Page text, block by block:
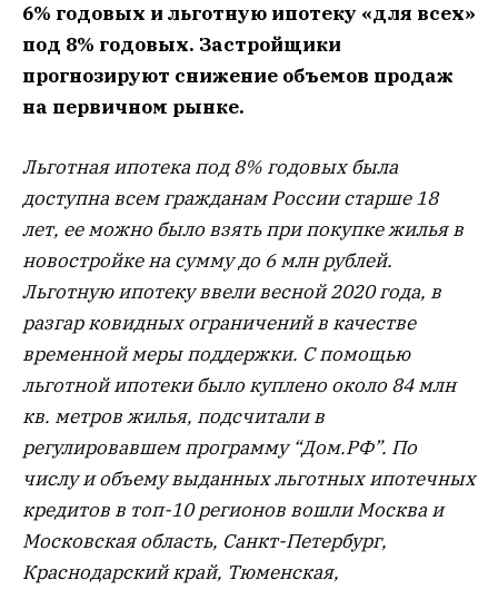
6% годовых и льготную ипотеку «для всех»
под 8% годовых. Застройщики
прогнозируют снижение объемов продаж
на первичном рынке.
Льготная ипотека под 8% годовых была
доступна всем гражданам России старше 18
лет, ее можно было взять при покупке жилья в
новостройке на сумму до 6 млн рублей.
Льготную ипотеку ввели весной 2020 года, в
разгар ковидных ограничений в качестве
временной меры поддержки. С помощью
льготной ипотеки было куплено около 84 млн
кв. метров жилья, подсчитали в
регулировавшем программу “Дом.РФ”. По
числу и объему выданных льготных ипотечных
кредитов в топ-10 регионов вошли Москва и
Московская область, Санкт-Петербург,
Краснодарский край, Тюменская,